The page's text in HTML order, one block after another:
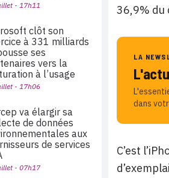
36,9%
LA
dans
C’est
- 17h11
clôt son
à 331 milliards
ses
vers la
à l’usage
- 17h06
va élargir sa
de données
aux
de services
- 07h17